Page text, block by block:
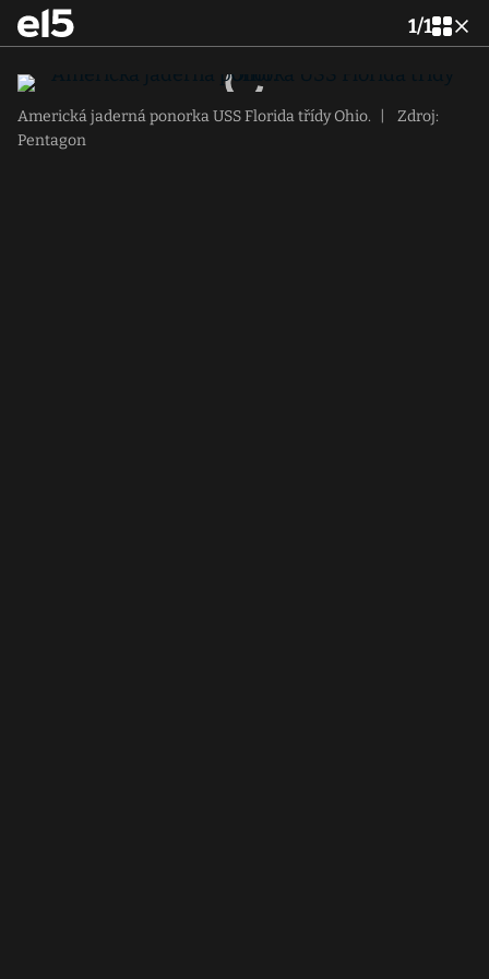
1/1
Americká jaderná ponorka USS Florida třídy Ohio.
Zdroj:
Pentagon